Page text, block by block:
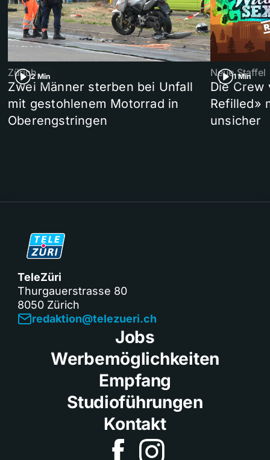
2 Min
Zürich
Zwei Männer sterben bei Unfall
mit gestohlenem Motorrad in
Oberengstringen
1 Min
Neue Staffel
Die Crew
Refilled»
unsicher
TeleZüri
Thurgauerstrasse 80
8050 Zürich
redaktion@telezueri.ch
Jobs
Werbemöglichkeiten
Empfang
Studioführungen
Kontakt